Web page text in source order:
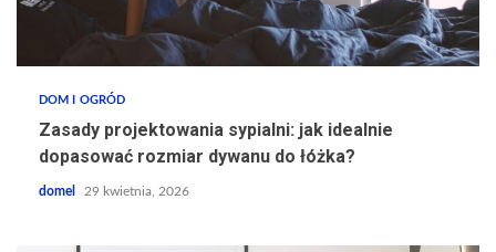
DOM I OGRÓD
Zasady projektowania sypialni: jak idealnie
dopasować rozmiar dywanu do łóżka?
domel 29 kwietnia, 2026